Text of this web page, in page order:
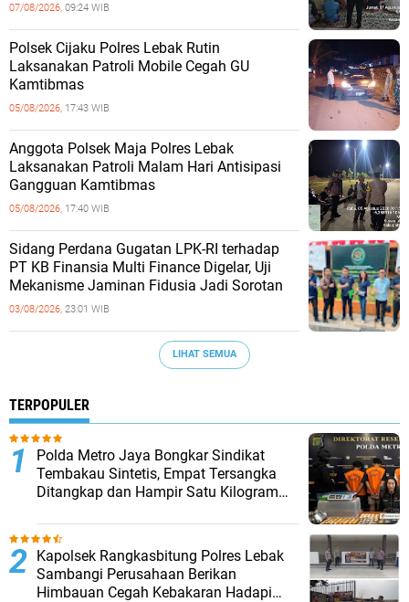
07/08/2026, 09:24 WIB
Polsek Cijaku Polres Lebak Rutin
Laksanakan Patroli Mobile Cegah GU
Kamtibmas
05/08/2026, 17:43 WIB
Anggota Polsek Maja Polres Lebak
Laksanakan Patroli Malam Hari Antisipasi
Gangguan Kamtibmas
05/08/2026, 17:40 WIB
Sidang Perdana Gugatan LPK-RI terhadap
PT KB Finansia Multi Finance Digelar, Uji
Mekanisme Jaminan Fidusia Jadi Sorotan
03/08/2026, 23:01 WIB
LIHAT SEMUA
TERPOPULER
‎Polda Metro Jaya Bongkar Sindikat
Tembakau Sintetis, Empat Tersangka
Ditangkap dan Hampir Satu Kilogram
Kapolsek Rangkasbitung Polres Lebak
Sambangi Perusahaan Berikan
Himbauan Cegah Kebakaran Hadapi